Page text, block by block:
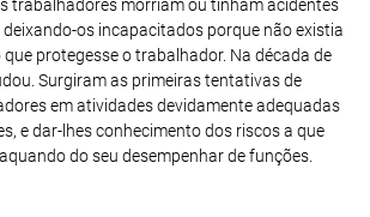
trabalhadores morriam ou tinham acidentes
os incapacitados porque não existia
protegesse o trabalhador. Na década de
Surgiram as primeiras tentativas de
em atividades devidamente adequadas
e dar-lhes conhecimento dos riscos a que
do seu desempenhar de funções.